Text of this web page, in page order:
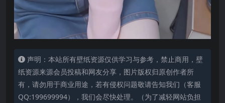
声明：本站所有壁纸资源仅供学习与参考，禁止商用，壁
纸资源来源会员投稿和网友分享，图片版权归原创作者所
有，请勿用于商业用途，若有侵权问题敬请告知我们（客服
QQ:199699994），我们会尽快处理。（为了减轻网站负担